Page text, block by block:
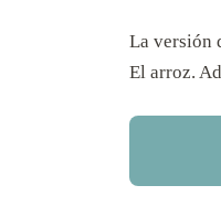
La versión
El arroz.